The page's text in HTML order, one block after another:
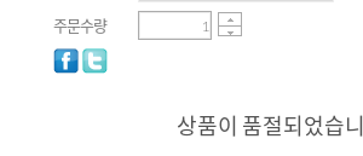
주문수량
상품이 품절되었습